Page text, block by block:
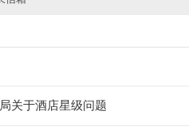
关于酒店星级问题